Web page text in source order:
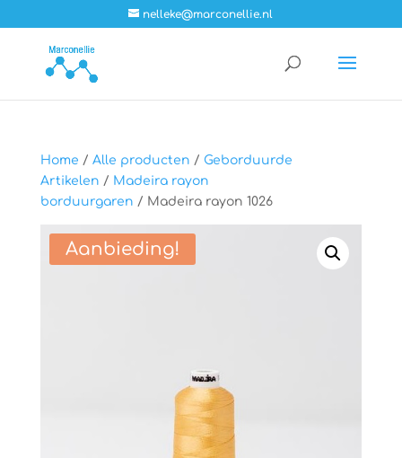
nelleke@marconellie.nl
Home / Alle producten / Geborduurde
Artikelen / Madeira rayon
borduurgaren / Madeira rayon 1026
Aanbieding!